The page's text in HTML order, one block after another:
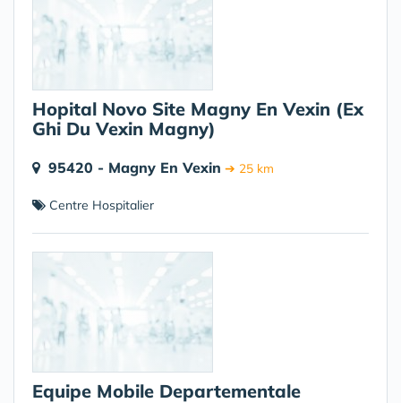
Hopital Novo Site Magny En Vexin (Ex
Ghi Du Vexin Magny)
95420 - Magny En Vexin ➔ 25 km
Centre Hospitalier
Equipe Mobile Departementale